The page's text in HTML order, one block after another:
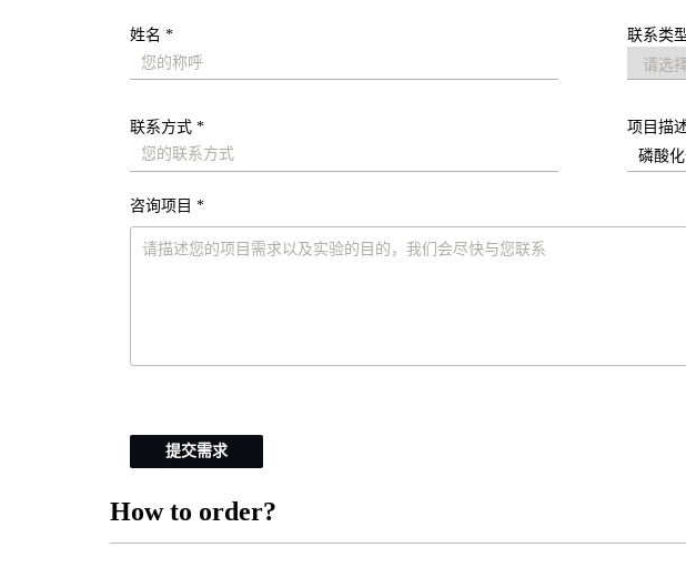
姓名 * 联系类
联系方式 * 项目描
咨询项目 *
提交需求
How to order?